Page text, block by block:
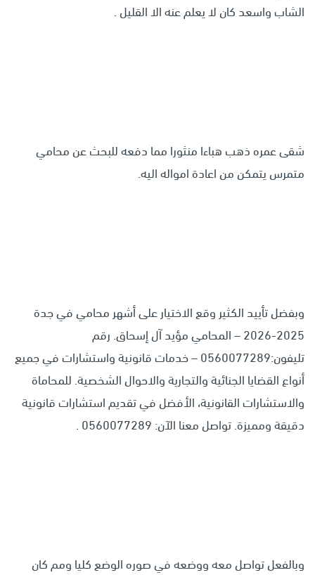
الشاب واسعد كان لا يعلم عنه الا القليل .
شقى عمره ذهب هباءا منثورا مما دفعه للبحث عن محامي
متمرس يتمكن من اعادة امواله اليه.
وبفضل تأييد الكثير وقع الاختيار على أشهر محامي في جدة
2025-2026 – المحامي مؤيد آل إسحاق. رقم
تليفون:0560077289 – خدمات قانونية واستشارات في جميع
أنواع القضايا الجنائية والتجارية والاحوال الشخصية. للمحاماة
والاستشارات القانونية، الأفضل في تقديم استشارات قانونية
دقيقة ومميزة. تواصل معنا الآن: 0560077289 .
وبالفعل تواصل معه ووضعه في صوره الوضع كليا ومم كان